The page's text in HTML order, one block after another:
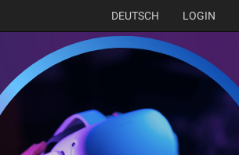
DEUTSCH LOGIN